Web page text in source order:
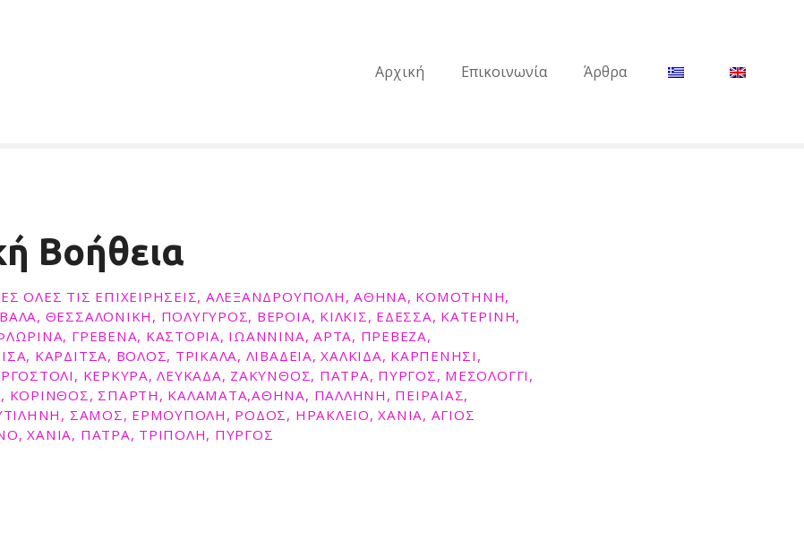
Αρχική Επικοινωνία Άρθρα
Βοήθεια
ΌΛΕΣ ΤΙΣ ΕΠΙΧΕΙΡΉΣΕΙΣ, ΑΛΕΞΑΝΔΡΟΥΠΟΛΗ, ΑΘΗΝΑ, ΚΟΜΟΤΗΝΗ,
ΘΕΣΣΑΛΟΝΙΚΗ, ΠΟΛΥΓΥΡΟΣ, ΒΕΡΟΙΑ, ΚΙΛΚΙΣ, ΕΔΕΣΣΑ, ΚΑΤΕΡΙΝΗ,
ΓΡΕΒΕΝΑ, ΚΑΣΤΟΡΙΑ, ΙΩΑΝΝΙΝΑ, ΑΡΤΑ, ΠΡΕΒΕΖΑ,
ΚΑΡΔΙΤΣΑ, ΒΟΛΟΣ, ΤΡΙΚΑΛΑ, ΛΙΒΑΔΕΙΑ, ΧΑΛΚΙΔΑ, ΚΑΡΠΕΝΗΣΙ,
ΚΕΡΚΥΡΑ, ΛΕΥΚΑΔΑ, ΖΑΚΥΝΘΟΣ, ΠΑΤΡΑ, ΠΥΡΓΟΣ, ΜΕΣΟΛΟΓΓΙ,
ΚΟΡΙΝΘΟΣ, ΣΠΑΡΤΗ, ΚΑΛΑΜΑΤΑ,ΑΘΗΝΑ, ΠΑΛΛΗΝΗ, ΠΕΙΡΑΙΑΣ,
ΣΑΜΟΣ, ΕΡΜΟΥΠΟΛΗ, ΡΟΔΟΣ, ΗΡΑΚΛΕΙΟ, ΧΑΝΙΑ, ΑΓΙΟΣ
ΧΑΝΙΑ, ΠΑΤΡΑ, ΤΡΙΠΟΛΗ, ΠΥΡΓΟΣ